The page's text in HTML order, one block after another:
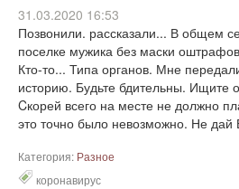
31.03.2020 16:53
Позвонили. рассказали... В общем
поселке мужика без маски
Кто-то... Типа органов. Мне
историю. Будьте бдительны.
Cкорей всего на месте не должно
это точно было невозможно. Не дай
Категория: Разное
коронавирус